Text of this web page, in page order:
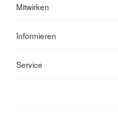
Mitwirken
Informieren
Service